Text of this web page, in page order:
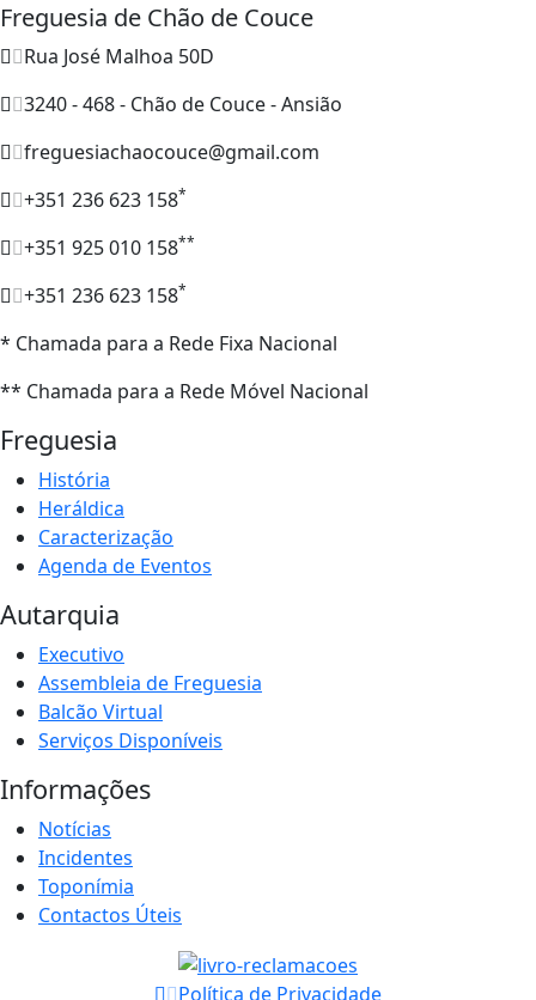
Freguesia de Chão de Couce
Rua José Malhoa 50D
3240 - 468 - Chão de Couce - Ansião
freguesiachaocouce@gmail.com
+351 236 623 158*
+351 925 010 158**
+351 236 623 158*
* Chamada para a Rede Fixa Nacional
** Chamada para a Rede Móvel Nacional
Freguesia
História
Heráldica
Caracterização
Agenda de Eventos
Autarquia
Executivo
Assembleia de Freguesia
Balcão Virtual
Serviços Disponíveis
Informações
Notícias
Incidentes
Toponímia
Contactos Úteis
Política de Privacidade